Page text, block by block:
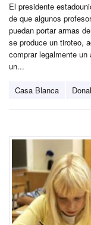
El presidente
de que algunos
puedan portar armas
se produce un tiroteo,
comprar legalmente
un...
Casa Blanca